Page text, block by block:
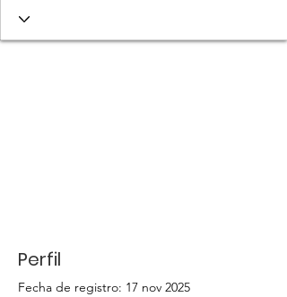
Perfil
Fecha de registro: 17 nov 2025